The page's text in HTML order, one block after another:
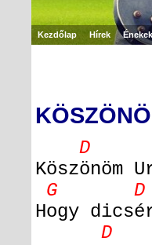
Kezdőlap Hírek Énekek
D
Köszönöm
G
Hogy
D